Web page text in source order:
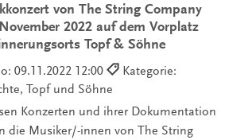
von The String Company
2022 auf dem Vorplatz
Topf & Söhne
09.11.2022 12:00
Kategorie:
Topf und Söhne
Konzerten und ihrer Dokumentation
die Musiker/-innen von The String